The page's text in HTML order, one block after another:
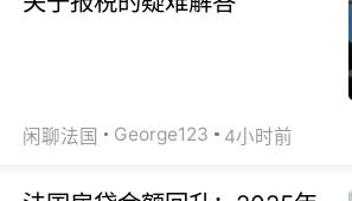
闲聊法国 George123 4小时前